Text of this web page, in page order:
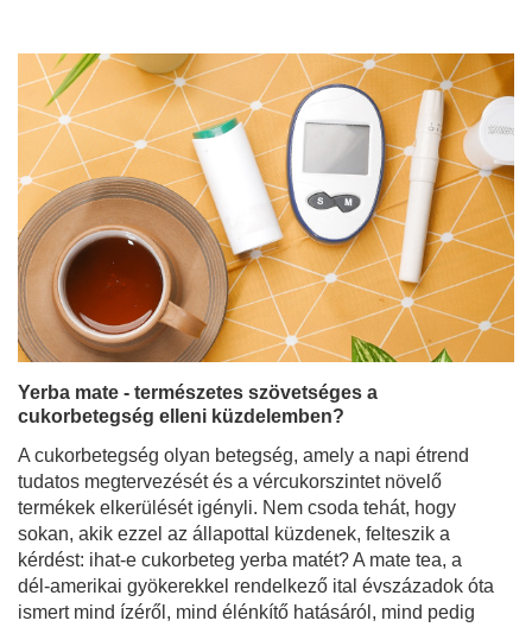
Yerba mate - természetes szövetséges a
cukorbetegség elleni küzdelemben?
A cukorbetegség olyan betegség, amely a napi étrend
tudatos megtervezését és a vércukorszintet növelő
termékek elkerülését igényli. Nem csoda tehát, hogy
sokan, akik ezzel az állapottal küzdenek, felteszik a
kérdést: ihat-e cukorbeteg yerba matét? A mate tea, a
dél-amerikai gyökerekkel rendelkező ital évszázadok óta
ismert mind ízéről, mind élénkítő hatásáról, mind pedig